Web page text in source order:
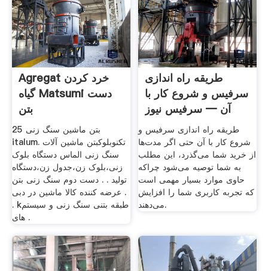
Agregat خرد کردن
گیاه Matsumi دست
بتن
بتن ماشین سنگ زنی 25
italum. تکنوبلوکبتن ماشین آلات
سنگ زنی الماس دستگاه بلوک
زنی،بلوک زن،جدول زن،دستگاه
تولید . . دست دوم سنگ زنی بتن
عرضه کننده کالا ماشین در دبی .
. kطبقه بتنی سنگ زنی و سیستم
های .
طریقه راه اندازی
سرفیس و شروع کار با
آن — سرفیس نیوز
طریقه راه اندازی سرفیس و
شروع کار با آن حتی اگر مدت‌ها
از خرید شما می‌گذرد، این مطلب
به شما توصیه می‌شود چراکه
حاوی موارد بسیار مهمی است
که تجربه کاربری شما را افزایش
می‌دهند.